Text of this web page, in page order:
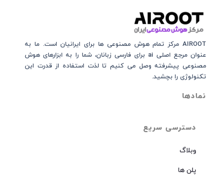
دسترسی سریع
وبلاگ
پلن ها
AIROOT مرکز تمام هوش مصنوعی‌‌‌ ها برای ایرانیان است. ما به
عنوان مرجع اصلی ai برای فارسی زبانان، شما را به ابزارهای هوش
مصنوعی پیشرفته وصل می کنیم تا لذت استفاده از قدرت این
تکنولوژی را بچشید.
نمادها